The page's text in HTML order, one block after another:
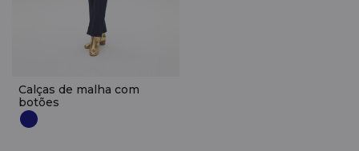
Calças de malha com
botões